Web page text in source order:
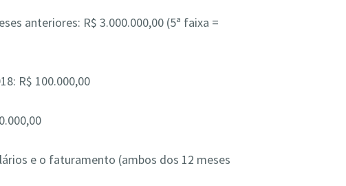
anteriores: R$ 3.000.000,00 (5ª faixa =
R$ 100.000,00
e o faturamento (ambos dos 12 meses